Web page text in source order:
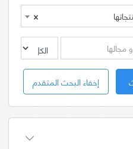
×
إخفاء البحث المتقدم